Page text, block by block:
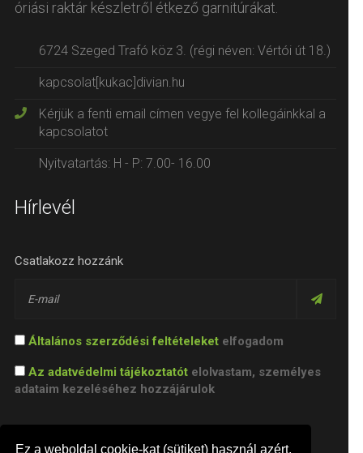
Ez a weboldal cookie-kat (sütiket) használ azért,
óriási raktár készletről étkező garnitúrákat.
6724 Szeged Trafó köz 3. (régi néven: Vértói út 18.)
kapcsolat[kukac]divian.hu
Kérjük a fenti email címen vegye fel kollegáinkkal a
kapcsolatot
Nyitvatartás: H - P: 7.00- 16.00
Hírlevél
Csatlakozz hozzánk
Általános szerződési feltételeketelfogadom
Az adatvédelmi tájékoztatótelolvastam, személyes
adataim kezeléséhez hozzájárulok